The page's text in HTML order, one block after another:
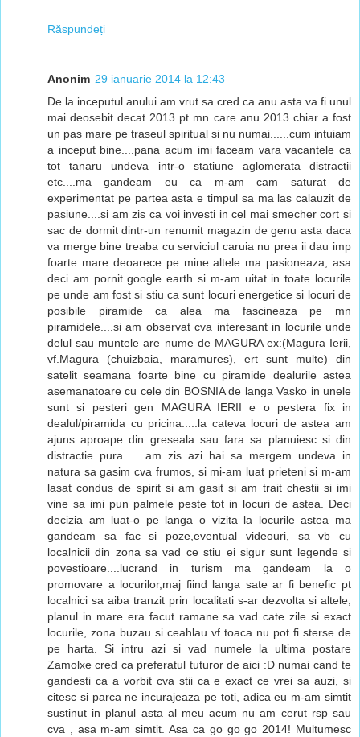
Răspundeți
Anonim 29 ianuarie 2014 la 12:43
De la inceputul anului am vrut sa cred ca anu asta va fi unul
mai deosebit decat 2013 pt mn care anu 2013 chiar a fost
un pas mare pe traseul spiritual si nu numai......cum intuiam
a inceput bine....pana acum imi faceam vara vacantele ca
tot tanaru undeva intr-o statiune aglomerata distractii
etc....ma gandeam eu ca m-am cam saturat de
experimentat pe partea asta e timpul sa ma las calauzit de
pasiune....si am zis ca voi investi in cel mai smecher cort si
sac de dormit dintr-un renumit magazin de genu asta daca
va merge bine treaba cu serviciul caruia nu prea ii dau imp
foarte mare deoarece pe mine altele ma pasioneaza, asa
deci am pornit google earth si m-am uitat in toate locurile
pe unde am fost si stiu ca sunt locuri energetice si locuri de
posibile piramide ca alea ma fascineaza pe mn
piramidele....si am observat cva interesant in locurile unde
delul sau muntele are nume de MAGURA ex:(Magura Ierii,
vf.Magura (chuizbaia, maramures), ert sunt multe) din
satelit seamana foarte bine cu piramide dealurile astea
asemanatoare cu cele din BOSNIA de langa Vasko in unele
sunt si pesteri gen MAGURA IERII e o pestera fix in
dealul/piramida cu pricina.....la cateva locuri de astea am
ajuns aproape din greseala sau fara sa planuiesc si din
distractie pura .....am zis azi hai sa mergem undeva in
natura sa gasim cva frumos, si mi-am luat prieteni si m-am
lasat condus de spirit si am gasit si am trait chestii si imi
vine sa imi pun palmele peste tot in locuri de astea. Deci
decizia am luat-o pe langa o vizita la locurile astea ma
gandeam sa fac si poze,eventual videouri, sa vb cu
localnicii din zona sa vad ce stiu ei sigur sunt legende si
povestioare....lucrand in turism ma gandeam la o
promovare a locurilor,maj fiind langa sate ar fi benefic pt
localnici sa aiba tranzit prin localitati s-ar dezvolta si altele,
planul in mare era facut ramane sa vad cate zile si exact
locurile, zona buzau si ceahlau vf toaca nu pot fi sterse de
pe harta. Si intru azi si vad numele la ultima postare
Zamolxe cred ca preferatul tuturor de aici :D numai cand te
gandesti ca a vorbit cva stii ca e exact ce vrei sa auzi, si
citesc si parca ne incurajeaza pe toti, adica eu m-am simtit
sustinut in planul asta al meu acum nu am cerut rsp sau
cva , asa m-am simtit. Asa ca go go go 2014! Multumesc